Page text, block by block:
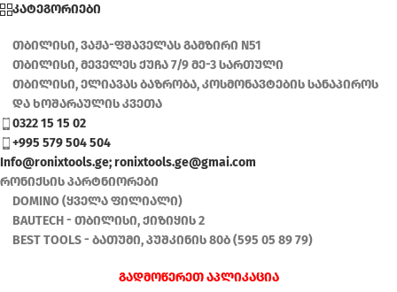
კატეგორიები
თბილისი, ვაჟა-ფშაველას გამზირი N51
თბილისი, მეველეს ქუჩა 7/9 მე-3 სართული
თბილისი, ელიავას ბაზრობა, კოსმონავტების სანაპიროს
და ხოშარაულის კვეთა
0322 15 15 02
+995 579 504 504
Info@ronixtools.ge; ronixtools.ge@gmai.com
რონიქსის პარტნიორები
DOMINO (ყველა ფილიალი)
BAUTECH - თბილისი, ქიზიყის 2
BEST TOOLS - ბათუმი, პუშკინის 80ბ (595 05 89 79)
გადმოწერეთ აპლიკაცია